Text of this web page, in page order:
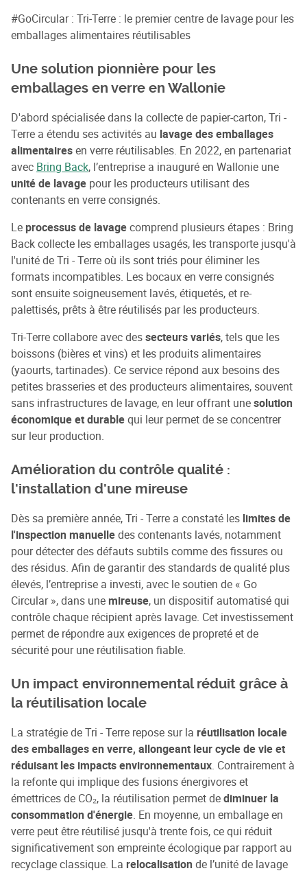
#GoCircular : Tri-Terre : le premier centre de lavage pour les
emballages alimentaires réutilisables
Une solution pionnière pour les
emballages en verre en Wallonie
D'abord spécialisée dans la collecte de papier-carton, Tri -
Terre a étendu ses activités au lavage des emballages
alimentairesen verre réutilisables. En 2022, en partenariat
avec Bring Back, l’entreprise a inauguré en Wallonie une
unité de lavage pour les producteurs utilisant des
contenants en verre consignés.
Le processus de lavagecomprend plusieurs étapes : Bring
Back collecte les emballages usagés, les transporte jusqu'à
l'unité de Tri - Terre où ils sont triés pour éliminer les
formats incompatibles. Les bocaux en verre consignés
sont ensuite soigneusement lavés, étiquetés, et re-
palettisés, prêts à être réutilisés par les producteurs.
Tri-Terre collabore avec dessecteurs variés, tels que les
boissons (bières et vins) et les produits alimentaires
(yaourts, tartinades). Ce service répond aux besoins des
petites brasseries et des producteurs alimentaires, souvent
sans infrastructures de lavage, en leur offrant unesolution
économique et durablequi leur permet de se concentrer
sur leur production.
Amélioration du contrôle qualité :
l'installation d'une mireuse
Dès sa première année, Tri - Terre a constaté les limites de
l'inspection manuelledes contenants lavés, notamment
pour détecter des défauts subtils comme des fissures ou
des résidus. Afin de garantir des standards de qualité plus
élevés, l’entreprise a investi, avec le soutien de « Go
Circular », dans une mireuse, un dispositif automatisé qui
contrôle chaque récipient après lavage. Cet investissement
permet de répondre aux exigences de propreté et de
sécurité pour une réutilisation fiable.
Un impact environnemental réduit grâce à
la réutilisation locale
La stratégie de Tri - Terre repose sur la réutilisation locale
des emballages en verre, allongeant leur cycle de vie et
réduisant les impacts environnementaux. Contrairement à
la refonte qui implique des fusions énergivores et
émettrices de CO₂, la réutilisation permet dediminuer la
consommation d'énergie. En moyenne, un emballage en
verre peut être réutilisé jusqu'à trente fois, ce qui réduit
significativement son empreinte écologique par rapport au
recyclage classique. La relocalisation de l’unité de lavage